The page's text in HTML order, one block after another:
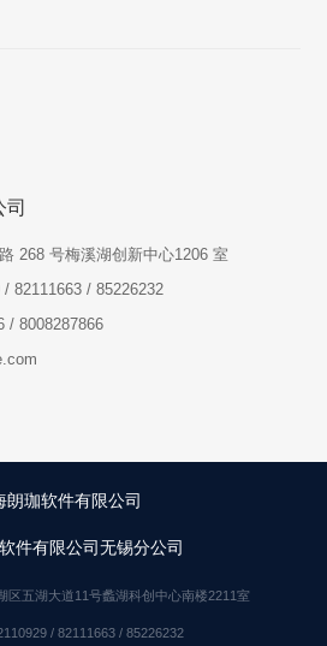
268 号梅溪湖创新中心1206 室
82111663 / 85226232
/ 8008287866
朗珈软件有限公司
件有限公司无锡分公司
区五湖大道11号蠡湖科创中心南楼2211室
/ 82111663 / 85226232